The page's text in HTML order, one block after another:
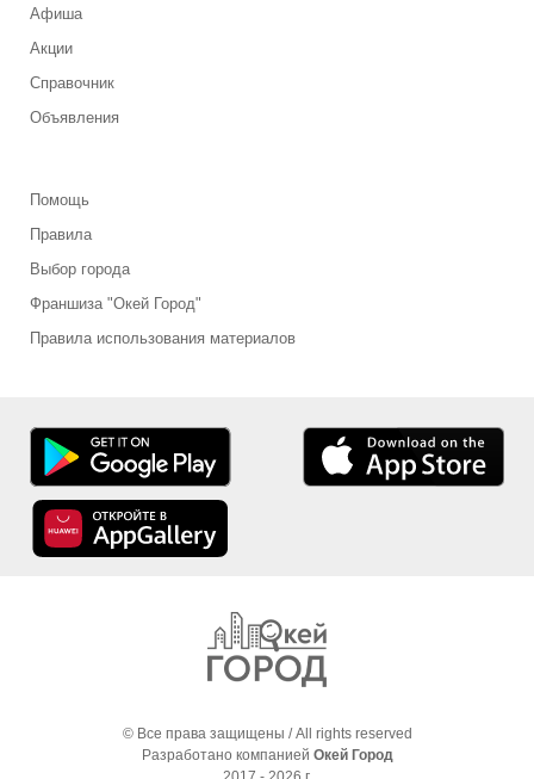
Афиша
Акции
Справочник
Объявления
Помощь
Правила
Выбор города
Франшиза "Окей Город"
Правила использования материалов
© Все права защищены / All rights reserved
Разработано компанией Окей Город